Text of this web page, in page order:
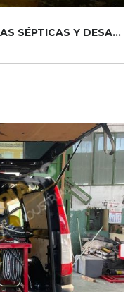
EQUIPO DE SUCCIÓN PARA FOSAS SÉPTICAS Y DESATASCOS